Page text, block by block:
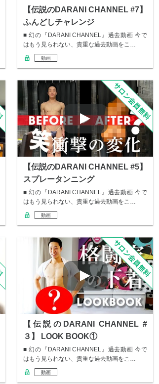
【伝説のDARANI CHANNEL #7】
ふんどしチャレンジ
■ 幻の『DARANI CHANNEL』過去動画 今で
はもう見られない、貴重な過去動画をこ…
動画
【伝説のDARANI CHANNEL #5】
スプレータンニング
■ 幻の『DARANI CHANNEL』過去動画 今で
はもう見られない、貴重な過去動画をこ…
動画
【伝説のDARANI CHANNEL #
３】 LOOK BOOK①
■ 幻の『DARANI CHANNEL』過去動画 今で
はもう見られない、貴重な過去動画をこ…
動画